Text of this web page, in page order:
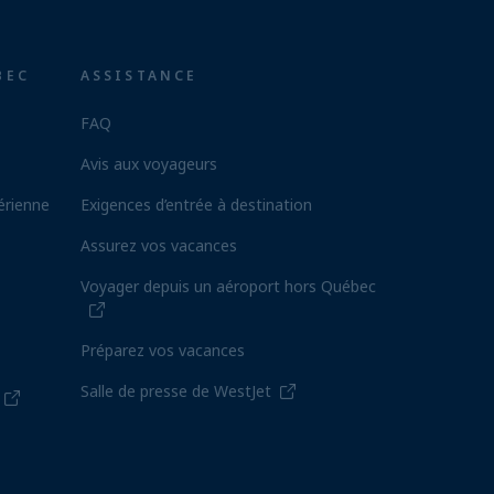
ASSISTANCE
FAQ
Avis aux voyageurs
Exigences d’entrée à destination
Assurez vos vacances
Voyager depuis un aéroport hors Québec
Préparez vos vacances
Salle de presse de WestJet